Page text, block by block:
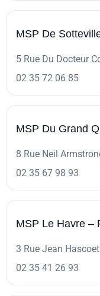
MSP De
5 Rue Du Docteur
02 35 72 06 85
MSP Du Grand
8 Rue Neil
02 35 67 98 93
MSP Le Havre –
3 Rue Jean
02 35 41 26 93